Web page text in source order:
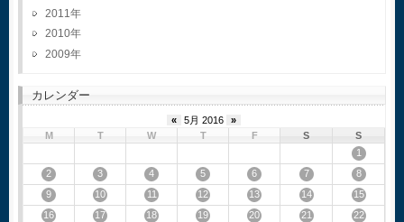
2011
2010
2009
カレンダー
« 5月 2016
»
M
T W T F S
S
1
2
3 4 5 6 7
8
9
10 11 12 13 14
15
16
17 18 19 20 21
22